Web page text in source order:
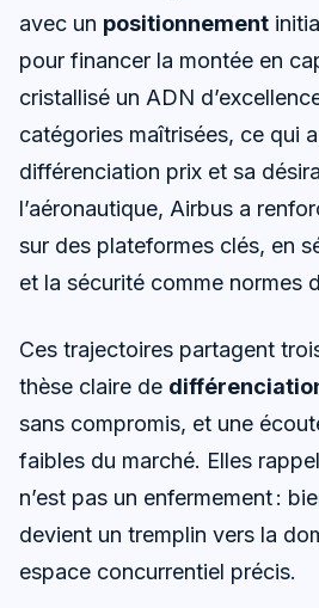
avec un positionnement
pour financer la montée en
cristallisé un ADN
catégories maîtrisées, ce qui
différenciation prix et sa
l’aéronautique, Airbus a
sur des plateformes clés, en
et la sécurité comme normes
Ces trajectoires partagent
thèse claire de
sans compromis, et une
faibles du marché. Elles
n’est pas un enfermement :
devient un tremplin vers la
espace concurrentiel précis.